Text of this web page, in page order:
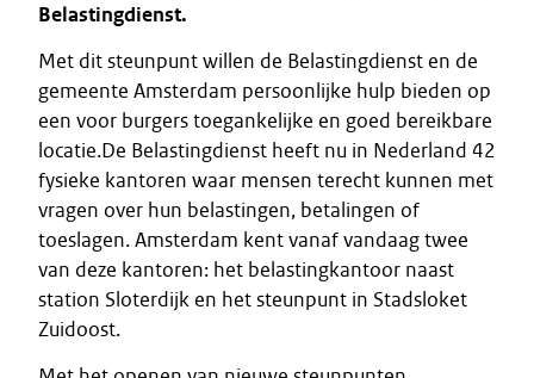
Belastingdienst.
Met dit steunpunt willen de Belastingdienst en de
gemeente Amsterdam persoonlijke hulp bieden op
een voor burgers toegankelijke en goed bereikbare
locatie.De Belastingdienst heeft nu in Nederland 42
fysieke kantoren waar mensen terecht kunnen met
vragen over hun belastingen, betalingen of
toeslagen. Amsterdam kent vanaf vandaag twee
van deze kantoren: het belastingkantoor naast
station Sloterdijk en het steunpunt in Stadsloket
Zuidoost.